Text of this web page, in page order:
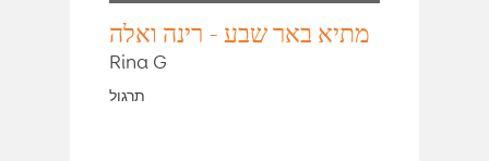
מתיא באר שבע - רינה ואלה
Rina G
תרגול